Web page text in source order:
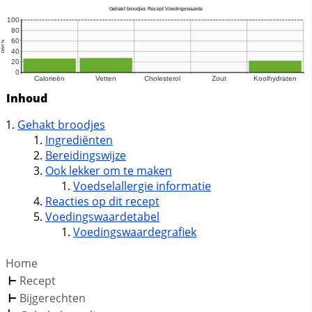
Inhoud
Gehakt broodjes
Ingrediënten
Bereidingswijze
Ook lekker om te maken
Voedselallergie informatie
Reacties op dit recept
Voedingswaardetabel
Voedingswaardegrafiek
Home
Recept
Bijgerechten